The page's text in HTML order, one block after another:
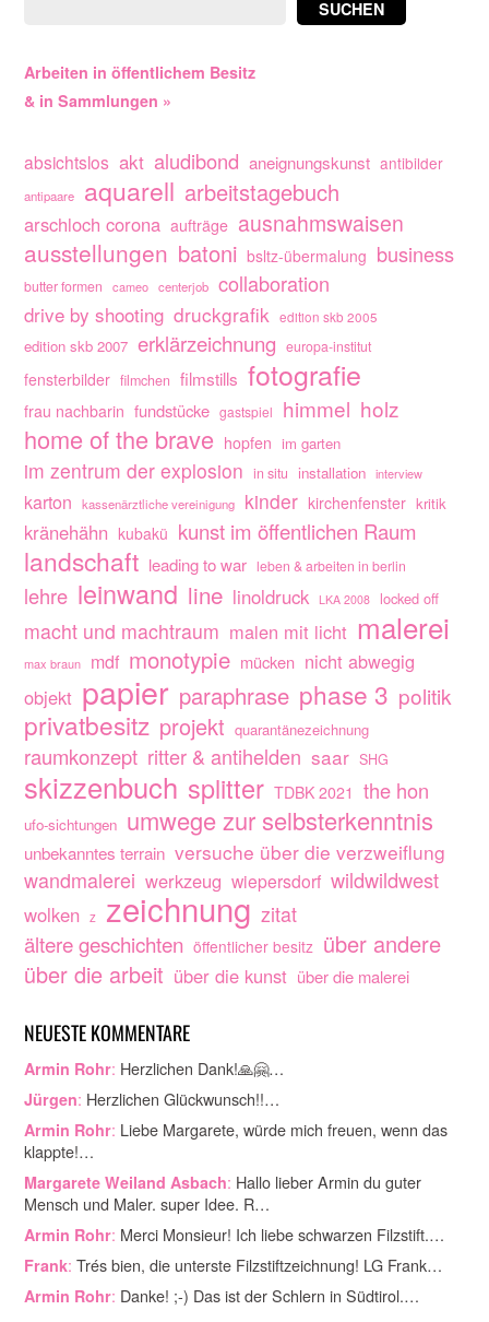
SUCHEN
Arbeiten in öffentlichem Besitz
& in Sammlungen »
absichtslos akt aludibond aneignungskunst antibilder
antipaare aquarell arbeitstagebuch
arschloch corona aufträge ausnahmswaisen
ausstellungen batoni bsltz-übermalung business
butter formen cameo centerjob collaboration
drive by shooting druckgrafik edition skb 2005
edition skb 2007 erklärzeichnung europa-institut
fensterbilder filmchen filmstills fotografie
frau nachbarin fundstücke gastspiel himmel holz
home of the brave hopfen im garten
im zentrum der explosion in situ installation interview
karton kassenärztliche vereinigung kinder kirchenfenster kritik
kränehähn kubakü kunst im öffentlichen Raum
landschaft leading to war leben & arbeiten in berlin
lehre leinwand line linoldruck LKA 2008 locked off
macht und machtraum malen mit licht malerei
max braun mdf monotypie mücken nicht abwegig
objekt papier paraphrase phase 3 politik
privatbesitz projekt quarantänezeichnung
raumkonzept ritter & antihelden saar SHG
skizzenbuch splitter TDBK 2021 the hon
ufo-sichtungen umwege zur selbsterkenntnis
unbekanntes terrain versuche über die verzweiflung
wandmalerei werkzeug wiepersdorf wildwildwest
wolken z zeichnung zitat
ältere geschichten öffentlicher besitz über andere
über die arbeit über die kunst über die malerei
NEUESTE KOMMENTARE
Armin Rohr: Herzlichen Dank!🙏🤗…
Jürgen: Herzlichen Glückwunsch!!…
Armin Rohr: Liebe Margarete, würde mich freuen, wenn das
klappte!…
Margarete Weiland Asbach: Hallo lieber Armin du guter
Mensch und Maler. super Idee. R…
Armin Rohr: Merci Monsieur! Ich liebe schwarzen Filzstift.…
Frank: Trés bien, die unterste Filzstiftzeichnung! LG Frank…
Armin Rohr: Danke! ;-) Das ist der Schlern in Südtirol.…